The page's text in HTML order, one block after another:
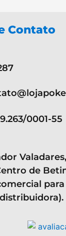
Contato
0001-55
de